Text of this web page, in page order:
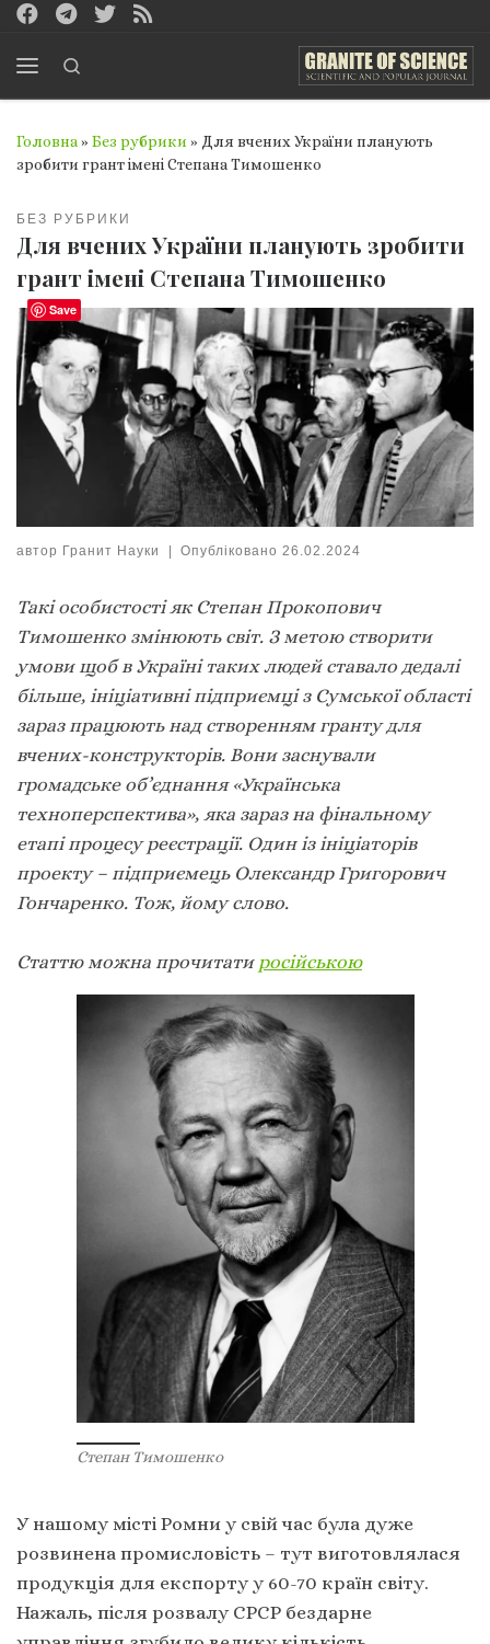
Перейти до вмісту
Головна» Без рубрики » Для вчених України планують
зробити грант імені Степана Тимошенко
БЕЗ РУБРИКИ
Для вчених України планують зробити
грант імені Степана Тимошенко
автор Гранит Науки | Опубліковано 26.02.2024
Такі особистості як Степан Прокопович
Тимошенко змінюють світ. З метою створити
умови щоб в Україні таких людей ставало дедалі
більше, ініціативні підприємці з Сумської області
зараз працюють над створенням гранту для
вчених-конструкторів. Вони заснували
громадське об’єднання «Українська
техноперспектива», яка зараз на фінальному
етапі процесу реєстрації. Один із ініціаторів
проекту – підприємець Олександр Григорович
Гончаренко. Тож, йому слово.
Статтю можна прочитати російською
Степан Тимошенко
У нашому місті Ромни у свій час була дуже
розвинена промисловість – тут виготовлялася
продукція для експорту у 60-70 країн світу.
Нажаль, після розвалу СРСР бездарне
Save